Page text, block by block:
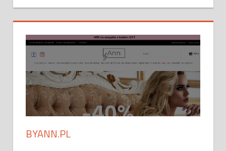
BYANN.PL